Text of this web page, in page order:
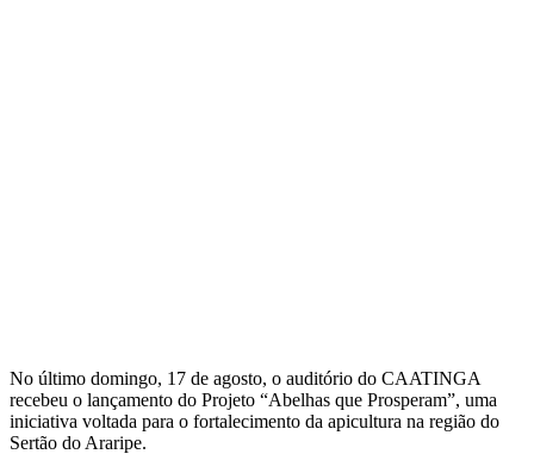
No último domingo, 17 de agosto, o auditório do CAATINGA
recebeu o lançamento do Projeto “Abelhas que Prosperam”, uma
iniciativa voltada para o fortalecimento da apicultura na região do
Sertão do Araripe.